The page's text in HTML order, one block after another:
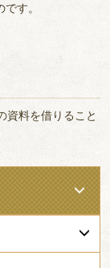
す。
資料を借りること